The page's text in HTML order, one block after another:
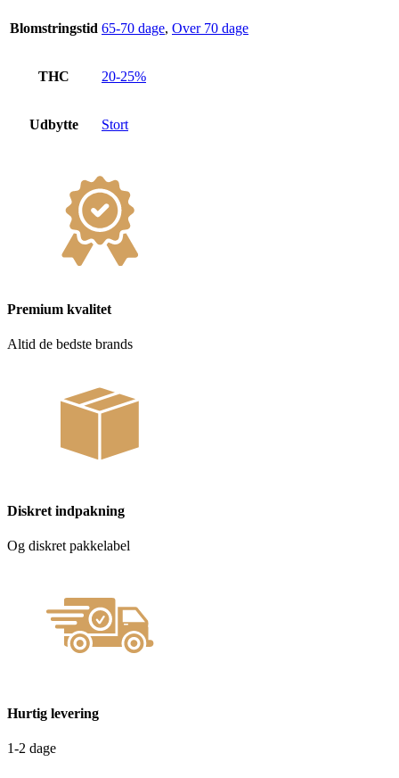
Blomstringstid 65-70 dage, Over 70 dage
THC 20-25%
Udbytte Stort
Premium kvalitet
Altid de bedste brands
Diskret indpakning
Og diskret pakkelabel
Hurtig levering
1-2 dage